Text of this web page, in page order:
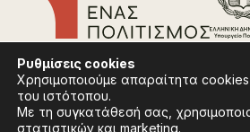
Συχνές Ερωτήσεις
Πολιτική Απορρήτου
Όροι Χρήσης
Πολιτική Cookies
Ρυθμίσεις cookies
Χρησιμοποιούμε απαραίτητα cookies
του ιστότοπου.
Με τη συγκατάθεσή σας,
στατιστικών και marketing.